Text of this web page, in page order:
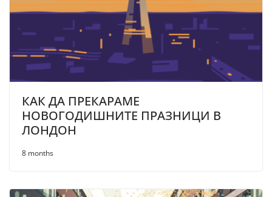
КАК ДА ПРЕКАРАМЕ
НОВОГОДИШНИТЕ ПРАЗНИЦИ В
ЛОНДОН
8 months